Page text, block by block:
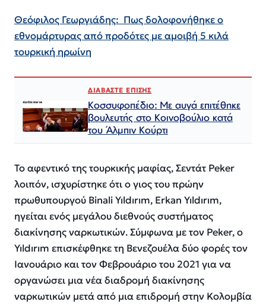
Θεόφιλος Γεωργιάδης: Πως δολοφονήθηκε ο
εθνομάρτυρας από προδότες με αμοιβή 5 κιλά
τουρκική ηρωίνη
ΔΙΑΒΑΣΤΕ ΕΠΙΣΗΣ
Κοσσυφοπέδιο: Με αυγά επιτέθηκε
βουλευτής στο Κοινοβούλιο κατά
του Άλμπιν Κούρτι
Το αφεντικό της τουρκικής μαφίας, Σεντάτ Peker
λοιπόν, ισχυρίστηκε ότι ο γιος του πρώην
πρωθυπουργού Binali Yıldırım, Erkan Yıldırım,
ηγείται ενός μεγάλου διεθνούς συστήματος
διακίνησης ναρκωτικών. Σύμφωνα με τον Peker, ο
Yıldırım επισκέφθηκε τη Βενεζουέλα δύο φορές τον
Ιανουάριο και τον Φεβρουάριο του 2021 για να
οργανώσει μια νέα διαδρομή διακίνησης
ναρκωτικών μετά από μια επιδρομή στην Κολομβία